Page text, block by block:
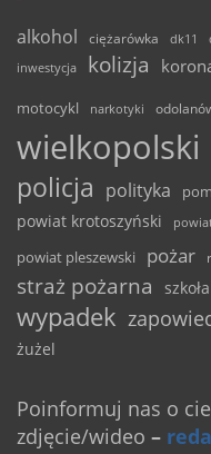
alkohol ciężarówka dk11
inwestycja
kolizja
motocykl narkotyki
wielkopolski
policja polityka
powiat krotoszyński
powiat pleszewski pożar
straż pożarna szkoła
wypadek
żużel
Poinformuj nas o
zdjęcie/wideo –